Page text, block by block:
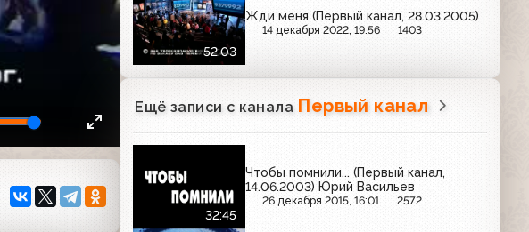
52:03
Жди меня (Первый канал, 28.03.2005)
14 декабря 2022, 19:56 1403
Ещё записи с канала Первый канал
32:45
Чтобы помнили... (Первый канал,
14.06.2003) Юрий Васильев
26 декабря 2015, 16:01 2572